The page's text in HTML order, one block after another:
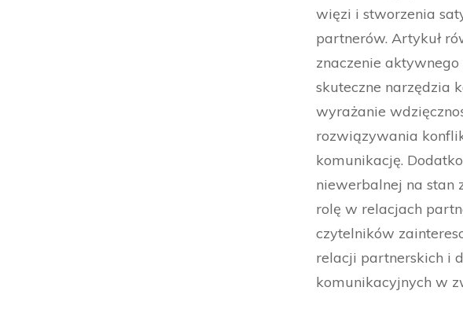
więzi i stworzenia
partnerów. Artykuł
znaczenie
skuteczne narzędzia
wyrażanie
rozwiązywania
komunikację.
niewerbalnej na stan
rolę w relacjach
czytelników
relacji partnerskich i
komunikacyjnych w